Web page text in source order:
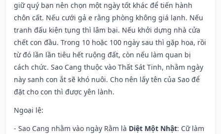
giữ quý bạn nên chọn một ngày tốt khác để tiến hành
chôn cất. Nếu cưới gả e rằng phòng không giá lạnh. Nếu
tranh đấu kiện tụng thì lâm bại. Nếu khởi dựng nhà cửa
chết con đầu. Trong 10 hoặc 100 ngày sau thì gặp họa, rồi
từ đó lần lần tiêu hết ruộng đất, còn nếu làm quan bị
cách chức. Sao Cang thuộc vào Thất Sát Tinh, nhằm ngày
này sanh con ắt sẽ khó nuôi. Cho nên lấy tên của Sao để
đặt cho con thì được yên lành.
Ngoại lệ:
- Sao Cang nhằm vào ngày Rằm là Diệt Một Nhật: Cữ làm